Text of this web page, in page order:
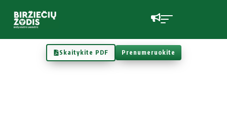
Skaitykite PDF Prenumeruokite